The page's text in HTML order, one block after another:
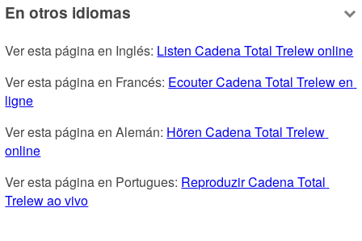
En otros idiomas
Ver esta página en Inglés: Listen Cadena Total Trelew online
Ver esta página en Francés: Ecouter Cadena Total Trelew en
ligne
Ver esta página en Alemán: Hören Cadena Total Trelew
online
Ver esta página en Portugues: Reproduzir Cadena Total
Trelew ao vivo